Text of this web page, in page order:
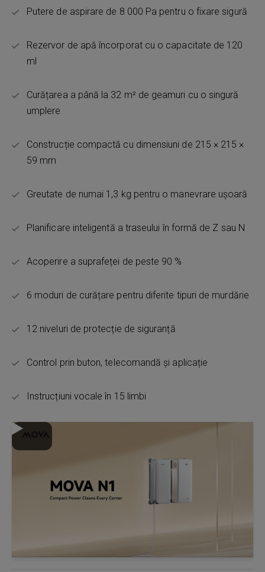
Putere de aspirare de 8 000 Pa pentru o fixare sigură
Rezervor de apă încorporat cu o capacitate de 120
ml
Curățarea a până la 32 m² de geamuri cu o singură
umplere
Construcție compactă cu dimensiuni de 215 × 215 ×
59 mm
Greutate de numai 1,3 kg pentru o manevrare ușoară
Planificare inteligentă a traseului în formă de Z sau N
Acoperire a suprafeței de peste 90 %
6 moduri de curățare pentru diferite tipuri de murdărie
12 niveluri de protecție de siguranță
Control prin buton, telecomandă și aplicație
Instrucțiuni vocale în 15 limbi